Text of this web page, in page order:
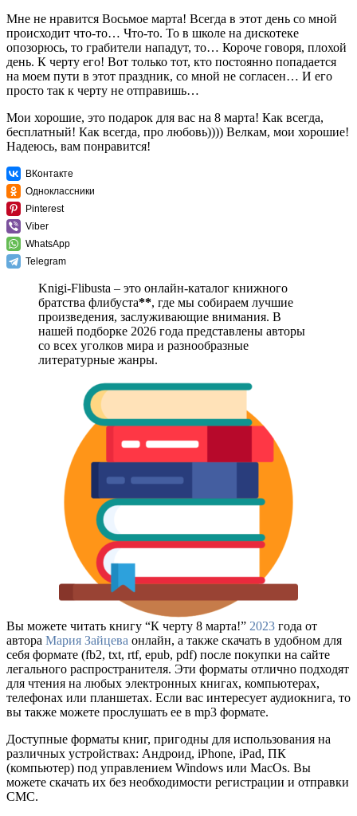
Мне не нравится Восьмое марта! Всегда в этот день со мной
происходит что-то… Что-то. То в школе на дискотеке
опозорюсь, то грабители нападут, то… Короче говоря, плохой
день. К черту его! Вот только тот, кто постоянно попадается
на моем пути в этот праздник, со мной не согласен… И его
просто так к черту не отправишь…
Мои хорошие, это подарок для вас на 8 марта! Как всегда,
бесплатный! Как всегда, про любовь)))) Велкам, мои хорошие!
Надеюсь, вам понравится!
ВКонтакте
Одноклассники
Pinterest
Viber
WhatsApp
Telegram
Knigi-Flibusta – это онлайн-каталог книжного
братства флибуста**, где мы собираем лучшие
произведения, заслуживающие внимания. В
нашей подборке 2026 года представлены авторы
со всех уголков мира и разнообразные
литературные жанры.
Вы можете читать книгу “К черту 8 марта!” 2023 года от
автора Мария Зайцева онлайн, а также скачать в удобном для
себя формате (fb2, txt, rtf, epub, pdf) после покупки на сайте
легального распространителя. Эти форматы отлично подходят
для чтения на любых электронных книгах, компьютерах,
телефонах или планшетах. Если вас интересует аудиокнига, то
вы также можете прослушать ее в mp3 формате.
Доступные форматы книг, пригодны для использования на
различных устройствах: Андроид, iPhone, iPad, ПК
(компьютер) под управлением Windows или MacOs. Вы
можете скачать их без необходимости регистрации и отправки
СМС.